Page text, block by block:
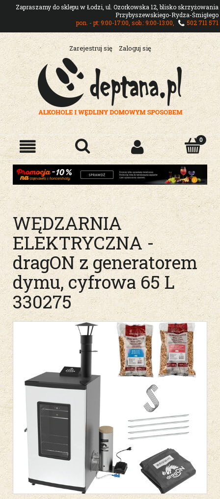
Zapraszamy do sklepu w Łodzi, ul. Ozorkowska 12, blisko skrzyżowania
Przybyszewskiego-Rydza-Śmigłego
pon. - pt: 9:00-17:00, sob.: 9:00-13:00,
502 711 571
Zarejestruj się Zaloguj się
WĘDZARNIA
ELEKTRYCZNA -
dragON z generatorem
dymu, cyfrowa 65 L
330275